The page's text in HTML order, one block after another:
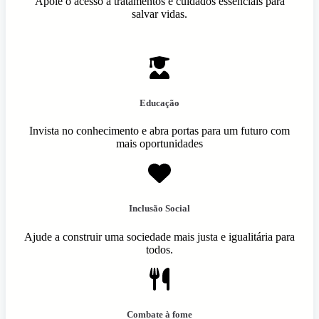
salvar vidas.
Educação
Invista no conhecimento e abra portas para um futuro com
mais oportunidades
Inclusão Social
Ajude a construir uma sociedade mais justa e igualitária para
todos.
Combate à fome